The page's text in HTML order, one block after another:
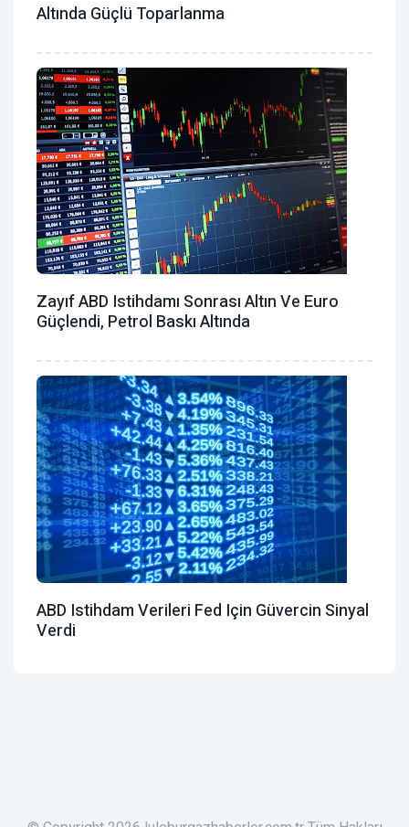
Altında Güçlü Toparlanma
Zayıf ABD Istihdamı Sonrası Altın Ve Euro
Güçlendi, Petrol Baskı Altında
ABD Istihdam Verileri Fed Için Güvercin Sinyal
Verdi